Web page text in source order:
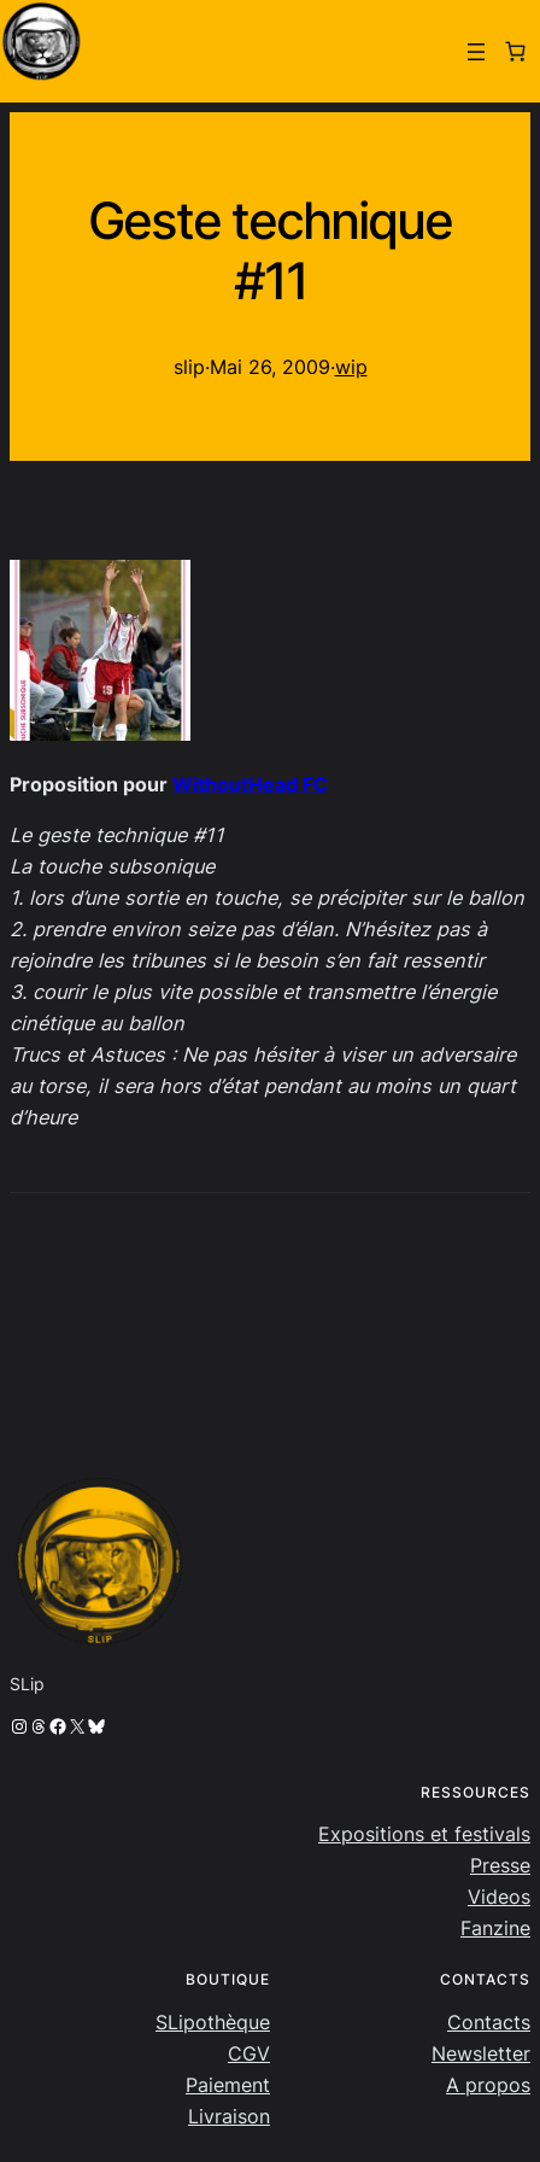
Geste technique
#11
slip·Mai 26, 2009·wip
Proposition pour WithoutHead FC
Le geste technique #11
La touche subsonique
1. lors d’une sortie en touche, se précipiter sur le ballon
2. prendre environ seize pas d’élan. N’hésitez pas à
rejoindre les tribunes si le besoin s’en fait ressentir
3. courir le plus vite possible et transmettre l’énergie
cinétique au ballon
Trucs et Astuces : Ne pas hésiter à viser un adversaire
au torse, il sera hors d’état pendant au moins un quart
d’heure
SLip
Instagram
Threads
Facebook
X Bluesky
RESSOURCES
Expositions et festivals
Presse
Videos
Fanzine
BOUTIQUE
SLipothèque
CGV
Paiement
Livraison
CONTACTS
Contacts
Newsletter
A propos